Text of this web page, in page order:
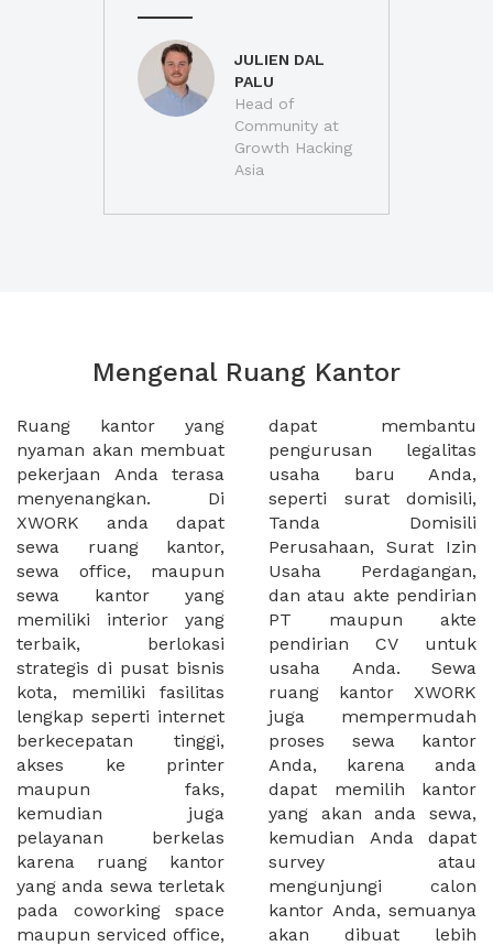
JULIEN DAL
PALU
Head of
Community at
Growth Hacking
Asia
Mengenal Ruang Kantor
Ruang kantor yang
nyaman akan membuat
pekerjaan Anda terasa
menyenangkan. Di
XWORK anda dapat
sewa ruang kantor,
sewa office, maupun
sewa kantor yang
memiliki interior yang
terbaik, berlokasi
strategis di pusat bisnis
kota, memiliki fasilitas
lengkap seperti internet
berkecepatan tinggi,
akses ke printer
maupun faks,
kemudian juga
pelayanan berkelas
karena ruang kantor
yang anda sewa terletak
pada coworking space
maupun serviced office,
dapat membantu
pengurusan legalitas
usaha baru Anda,
seperti surat domisili,
Tanda Domisili
Perusahaan, Surat Izin
Usaha Perdagangan,
dan atau akte pendirian
PT maupun akte
pendirian CV untuk
usaha Anda. Sewa
ruang kantor XWORK
juga mempermudah
proses sewa kantor
Anda, karena anda
dapat memilih kantor
yang akan anda sewa,
kemudian Anda dapat
survey atau
mengunjungi calon
kantor Anda, semuanya
akan dibuat lebih